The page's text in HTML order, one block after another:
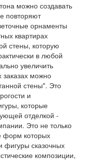
можно создавать
повторяют
орнаменты
квартирах
стены, которую
в любой
увеличить
можно
стены". Это
и
которые
отделкой -
Это не только
форм которых
фигуры сказочных
композиции,